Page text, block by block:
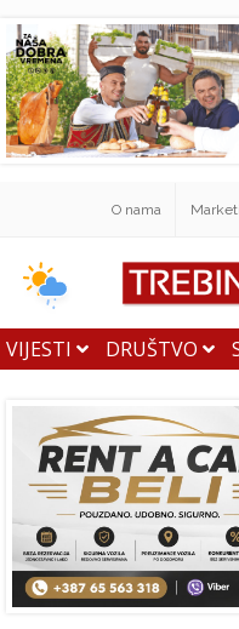
O nama
VIJESTI DRUŠTVO